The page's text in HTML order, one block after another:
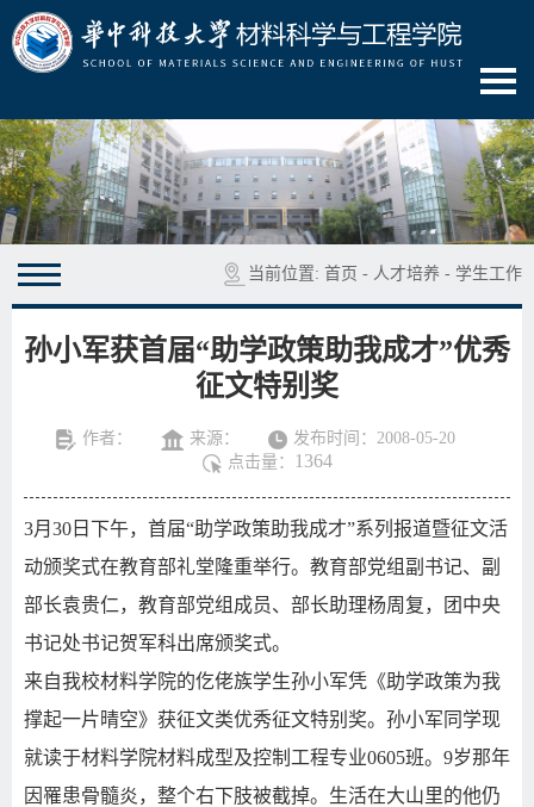
当前位置: 首页 - 人才培养 - 学生工作
孙小军获首届“助学政策助我成才”优秀
征文特别奖
作者： 来源：
发布时间：2008-05-20
点击量：
1364
3月30日下午，首届“助学政策助我成才”系列报道暨征文活
动颁奖式在教育部礼堂隆重举行。教育部党组副书记、副
部长袁贵仁，教育部党组成员、部长助理杨周复，团中央
书记处书记贺军科出席颁奖式。
来自我校材料学院的仡佬族学生孙小军凭《助学政策为我
撑起一片晴空》获征文类优秀征文特别奖。孙小军同学现
就读于材料学院材料成型及控制工程专业0605班。9岁那年
因罹患骨髓炎，整个右下肢被截掉。生活在大山里的他仍